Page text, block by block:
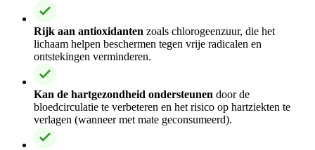
Rijk aan antioxidanten zoals chlorogeenzuur, die het
lichaam helpen beschermen tegen vrije radicalen en
ontstekingen verminderen.
Kan de hartgezondheid ondersteunen door de
bloedcirculatie te verbeteren en het risico op hartziekten te
verlagen (wanneer met mate geconsumeerd).